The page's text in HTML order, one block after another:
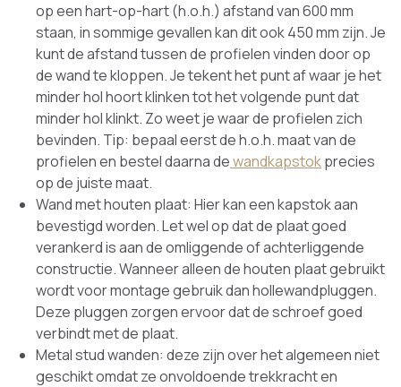
op een hart-op-hart (h.o.h.) afstand van 600 mm
staan, in sommige gevallen kan dit ook 450 mm zijn. Je
kunt de afstand tussen de profielen vinden door op
de wand te kloppen. Je tekent het punt af waar je het
minder hol hoort klinken tot het volgende punt dat
minder hol klinkt. Zo weet je waar de profielen zich
bevinden. Tip: bepaal eerst de h.o.h. maat van de
profielen en bestel daarna dewandkapstokprecies
op de juiste maat.
Wand met houten plaat: Hier kan een kapstok aan
bevestigd worden. Let wel op dat de plaat goed
verankerd is aan de omliggende of achterliggende
constructie. Wanneer alleen de houten plaat gebruikt
wordt voor montage gebruik dan hollewandpluggen.
Deze pluggen zorgen ervoor dat de schroef goed
verbindt met de plaat.
Metal stud wanden: deze zijn over het algemeen niet
geschikt omdat ze onvoldoende trekkracht en